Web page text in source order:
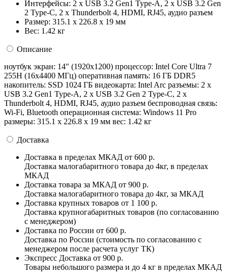
Интерфейсы: 2 x USB 3.2 Gen1 Type-A, 2 x USB 3.2 Gen
2 Type-C, 2 x Thunderbolt 4, HDMI, RJ45, аудио разъем
Размер: 315.1 x 226.8 x 19 мм
Вес: 1.42 кг
Описание
ноутбук экран: 14" (1920x1200) процессор: Intel Core Ultra 7
255H (16x4400 МГц) оперативная память: 16 ГБ DDR5
накопитель: SSD 1024 ГБ видеокарта: Intel Arc разъемы: 2 x
USB 3.2 Gen1 Type-A, 2 x USB 3.2 Gen 2 Type-C, 2 x
Thunderbolt 4, HDMI, RJ45, аудио разъем беспроводная связь:
Wi-Fi, Bluetooth операционная система: Windows 11 Pro
pазмеры: 315.1 x 226.8 x 19 мм вес: 1.42 кг
Доставка
Доставка в пределах МКАД от 600 р.
Доставка малогабаритного товара до 4кг, в пределах
МКАД
Доставка товара за МКАД от 900 р.
Доставка малогабаритного товара до 4кг, за МКАД
Доставка крупных товаров от 1 100 р.
Доставка крупногабаритных товаров (по согласованию
с менеджером)
Доставка по России от 600 р.
Доставка по России (стоимость по согласованию с
менеджером после расчета услуг ТК)
Экспресс Доставка от 900 р.
Товары небольшого размера и до 4 кг в пределах МКАД